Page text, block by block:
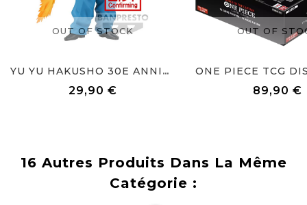
OUT OF STOCK
YU YU HAKUSHO 30E ANNIV...
29,90 €
OUT OF
89,90 €
16 Autres Produits Dans La Même
Catégorie :